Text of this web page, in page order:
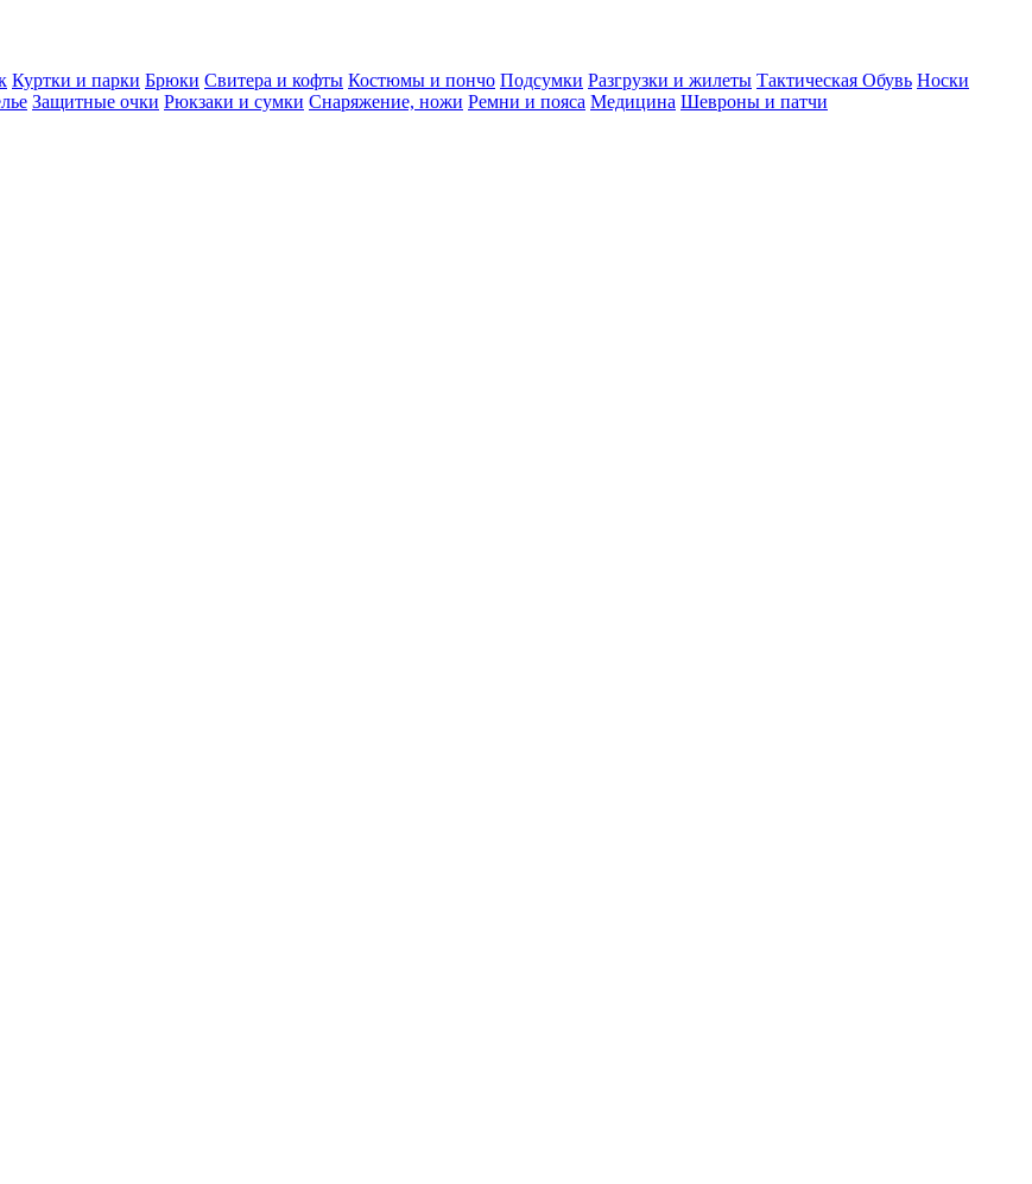
Куртки и парки Брюки Свитера и кофты Костюмы и пончо Подсумки Разгрузки и жилеты Тактическая Обувь Носки
Защитные очки Рюкзаки и сумки Снаряжение, ножи Ремни и пояса Медицина Шевроны и патчи